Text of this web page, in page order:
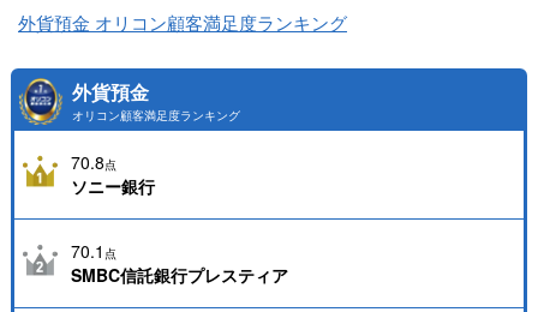
外貨預金 オリコン顧客満足度ランキング
外貨預金
オリコン顧客満足度ランキング
70.8点
ソニー銀行
70.1 点
SMBC信託銀行プレスティア